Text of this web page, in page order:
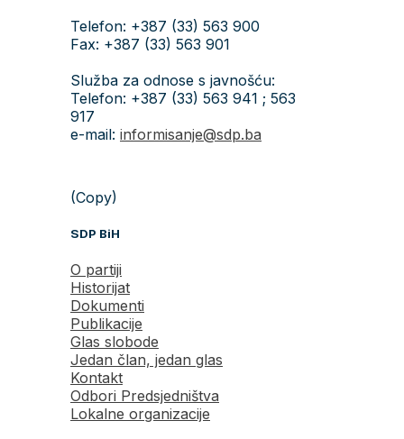
Telefon: +387 (33) 563 900
Fax: +387 (33) 563 901
Služba za odnose s javnošću:
Telefon: +387 (33) 563 941 ; 563
917
e-mail: informisanje@sdp.ba
(Copy)
SDP BiH
O partiji
Historijat
Dokumenti
Publikacije
Glas slobode
Jedan član, jedan glas
Kontakt
Odbori Predsjedništva
Lokalne organizacije